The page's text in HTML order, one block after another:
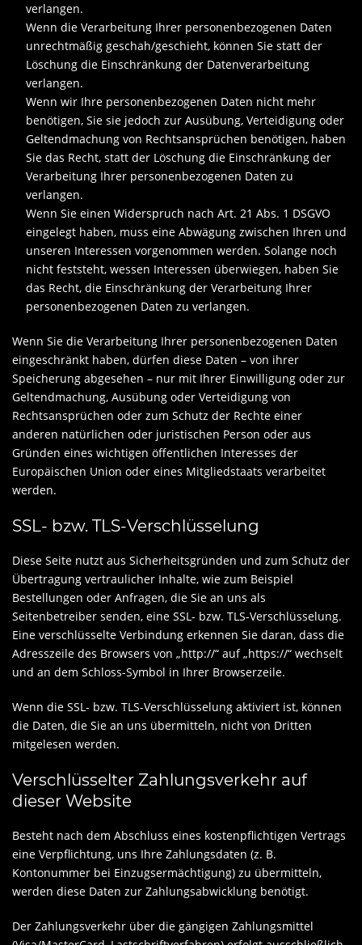
verlangen.
Wenn die Verarbeitung Ihrer personenbezogenen Daten
unrechtmäßig geschah/geschieht, können Sie statt der
Löschung die Einschränkung der Datenverarbeitung
verlangen.
Wenn wir Ihre personenbezogenen Daten nicht mehr
benötigen, Sie sie jedoch zur Ausübung, Verteidigung oder
Geltendmachung von Rechtsansprüchen benötigen, haben
Sie das Recht, statt der Löschung die Einschränkung der
Verarbeitung Ihrer personenbezogenen Daten zu
verlangen.
Wenn Sie einen Widerspruch nach Art. 21 Abs. 1 DSGVO
eingelegt haben, muss eine Abwägung zwischen Ihren und
unseren Interessen vorgenommen werden. Solange noch
nicht feststeht, wessen Interessen überwiegen, haben Sie
das Recht, die Einschränkung der Verarbeitung Ihrer
personenbezogenen Daten zu verlangen.
Wenn Sie die Verarbeitung Ihrer personenbezogenen Daten
eingeschränkt haben, dürfen diese Daten – von ihrer
Speicherung abgesehen – nur mit Ihrer Einwilligung oder zur
Geltendmachung, Ausübung oder Verteidigung von
Rechtsansprüchen oder zum Schutz der Rechte einer
anderen natürlichen oder juristischen Person oder aus
Gründen eines wichtigen öffentlichen Interesses der
Europäischen Union oder eines Mitgliedstaats verarbeitet
werden.
SSL- bzw. TLS-Verschlüsselung
Diese Seite nutzt aus Sicherheitsgründen und zum Schutz der
Übertragung vertraulicher Inhalte, wie zum Beispiel
Bestellungen oder Anfragen, die Sie an uns als
Seitenbetreiber senden, eine SSL- bzw. TLS-Verschlüsselung.
Eine verschlüsselte Verbindung erkennen Sie daran, dass die
Adresszeile des Browsers von „http://“ auf „https://“ wechselt
und an dem Schloss-Symbol in Ihrer Browserzeile.
Wenn die SSL- bzw. TLS-Verschlüsselung aktiviert ist, können
die Daten, die Sie an uns übermitteln, nicht von Dritten
mitgelesen werden.
Verschlüsselter Zahlungsverkehr auf
dieser Website
Besteht nach dem Abschluss eines kostenpflichtigen Vertrags
eine Verpflichtung, uns Ihre Zahlungsdaten (z. B.
Kontonummer bei Einzugsermächtigung) zu übermitteln,
werden diese Daten zur Zahlungsabwicklung benötigt.
Der Zahlungsverkehr über die gängigen Zahlungsmittel